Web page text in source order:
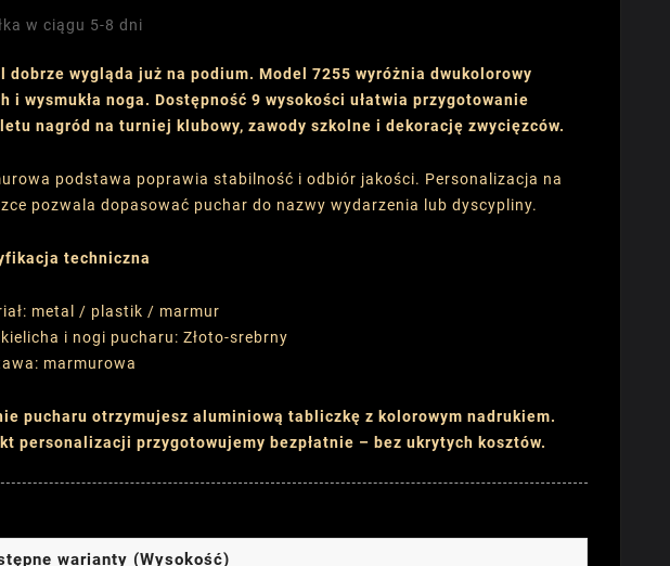
w ciągu 5-8 dni
dobrze wygląda już na podium. Model 7255 wyróżnia dwukolorowy
i wysmukła noga. Dostępność 9 wysokości ułatwia przygotowanie
nagród na turniej klubowy, zawody szkolne i dekorację zwycięzców.
podstawa poprawia stabilność i odbiór jakości. Personalizacja na
pozwala dopasować puchar do nazwy wydarzenia lub dyscypliny.
techniczna
metal / plastik / marmur
i nogi pucharu: Złoto-srebrny
marmurowa
pucharu otrzymujesz aluminiową tabliczkę z kolorowym nadrukiem.
personalizacji przygotowujemy bezpłatnie – bez ukrytych kosztów.
warianty (Wysokość)